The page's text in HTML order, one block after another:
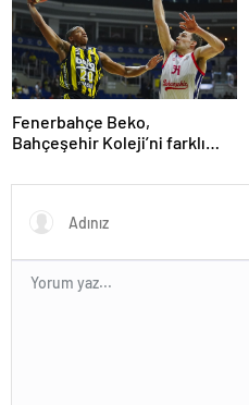
Fenerbahçe Beko,
Bahçeşehir Koleji’ni farklı